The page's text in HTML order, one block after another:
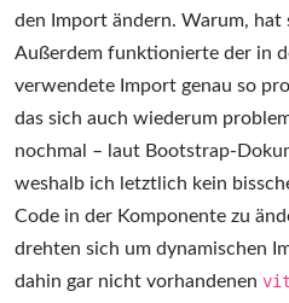
den Import ändern. Warum, hat
Außerdem funktionierte der in
verwendete Import genau so
das sich auch wiederum
nochmal – laut Bootstrap-
weshalb ich letztlich kein
Code in der Komponente zu
drehten sich um dynamischen
dahin gar nicht vorhandenen